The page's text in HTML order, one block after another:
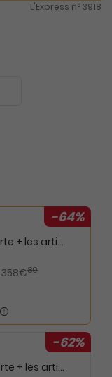
L'Express n° 3918
-64%
52 n° • Papier + Version digitale offerte + les articles en illimité sur web et mobile
358€80
-62%
26 n° • Papier + Version digitale offerte + les articles en illimité sur web et mobile